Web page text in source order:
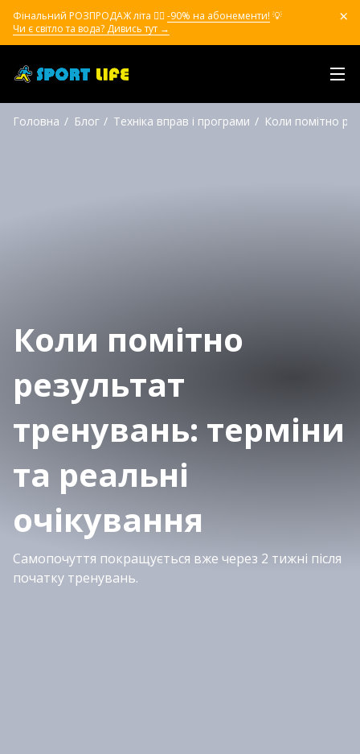
Фінальний РОЗПРОДАЖ літа ❤️‍🔥 -90% на абонементи! 💡
Чи є світло та вода? Дивись тут →
Головна Блог Техніка вправ і програми Коли помітно
Коли помітно
результат
тренувань: терміни
та реальні
очікування
Самопочуття покращується вже через 2 тижні після
початку тренувань.